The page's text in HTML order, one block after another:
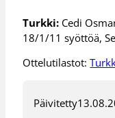
Turkki: Cedi
18/1/11 syöttöä,
Ottelutilastot:
Päivitetty